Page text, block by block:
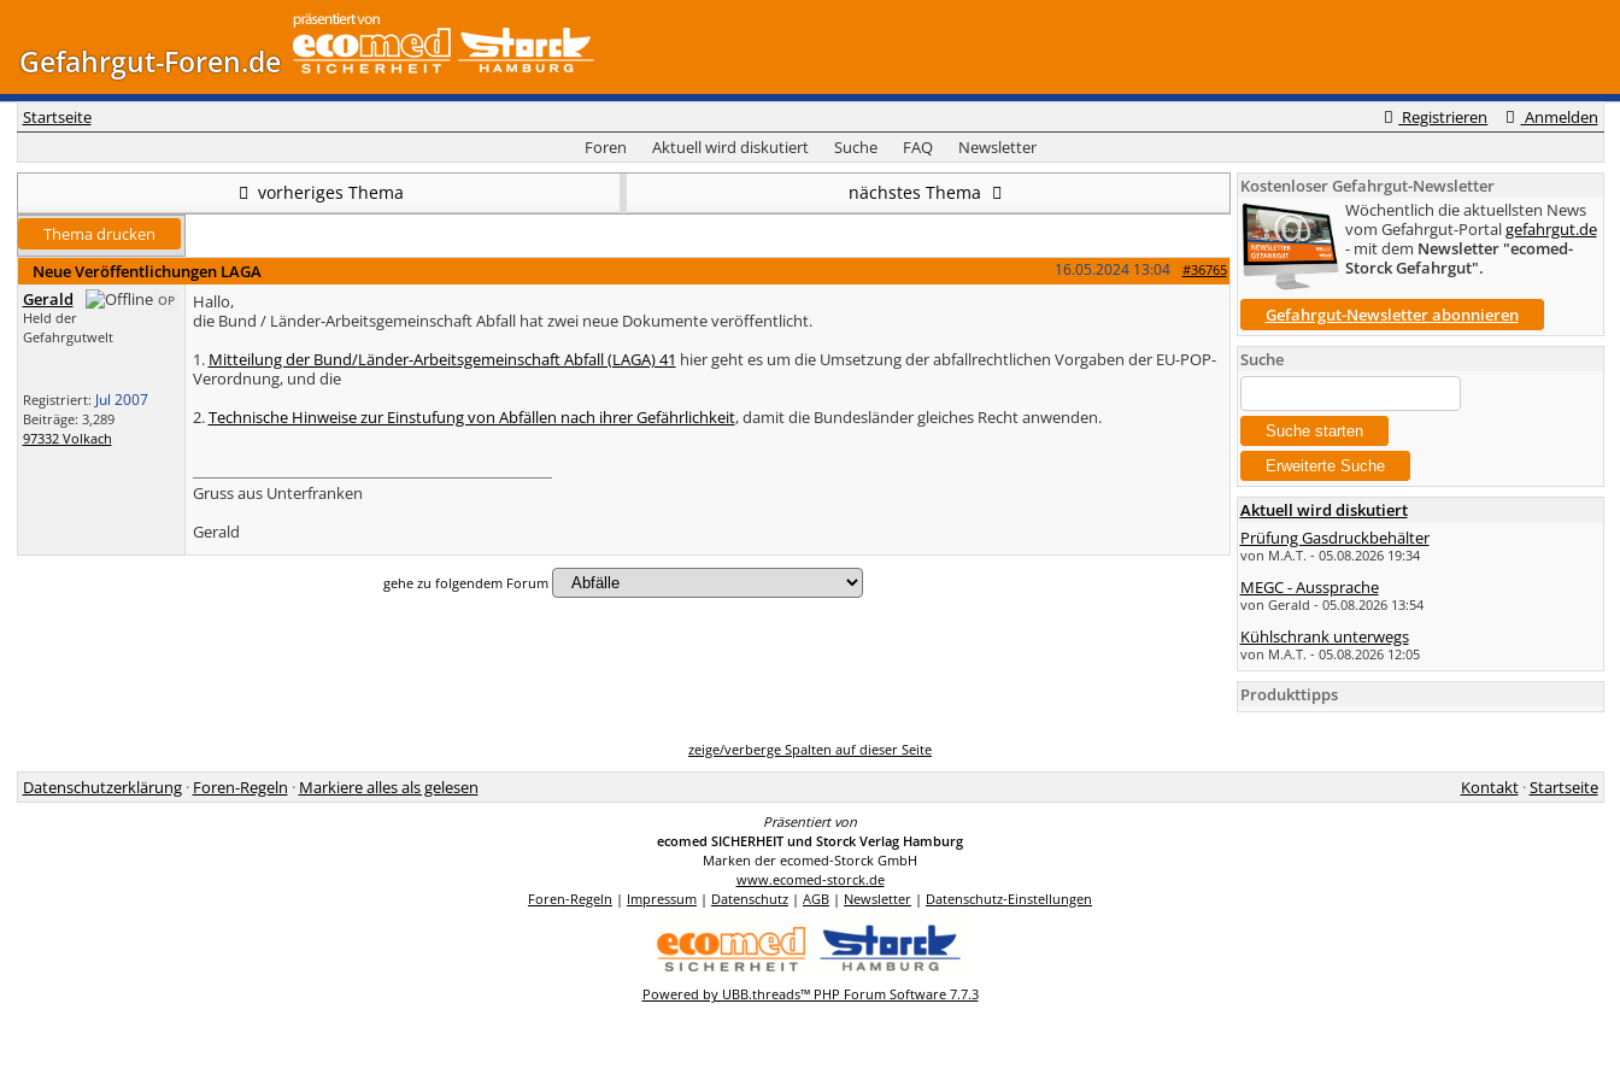
Gefahrgut-Foren.de
Registrieren Anmelden
Startseite
Foren
Aktuell wird diskutiert Suche FAQ Newsletter
vorheriges Thema nächstes Thema
Thema drucken
Neue Veröffentlichungen LAGA
#36765
16.05.2024 13:04
OP
Gerald
Held der
Gefahrgutwelt
Registriert: Jul 2007
Beiträge: 3,289
97332 Volkach
Hallo,
die Bund / Länder-Arbeitsgemeinschaft Abfall hat zwei neue Dokumente veröffentlicht.
1. Mitteilung der Bund/Länder-Arbeitsgemeinschaft Abfall (LAGA) 41 hier geht es um die Umsetzung der abfallrechtlichen Vorgaben der EU-POP-
Verordnung, und die
2.Technische Hinweise zur Einstufung von Abfällen nach ihrer Gefährlichkeit, damit die Bundesländer gleiches Recht anwenden.
Gruss aus Unterfranken
Gerald
gehe zu folgendem Forum
Kostenloser Gefahrgut-Newsletter
Wöchentlich die aktuellsten News
vom Gefahrgut-Portalgefahrgut.de
- mit dem Newsletter "ecomed-
Storck Gefahrgut".
Gefahrgut-Newsletter abonnieren
Suche
Aktuell wird diskutiert
Prüfung Gasdruckbehälter
von M.A.T. - 05.08.2026 19:34
MEGC - Aussprache
von Gerald - 05.08.2026 13:54
Kühlschrank unterwegs
von M.A.T. - 05.08.2026 12:05
Produkttipps
zeige/verberge Spalten auf dieser Seite
Datenschutzerklärung· Foren-Regeln · Markiere alles als gelesen Kontakt·Startseite
Präsentiert von
ecomed SICHERHEIT und Storck Verlag Hamburg
Marken der ecomed-Storck GmbH
www.ecomed-storck.de
Foren-Regeln | Impressum | Datenschutz | AGB | Newsletter | Datenschutz-Einstellungen
Powered by UBB.threads™ PHP Forum Software 7.7.3